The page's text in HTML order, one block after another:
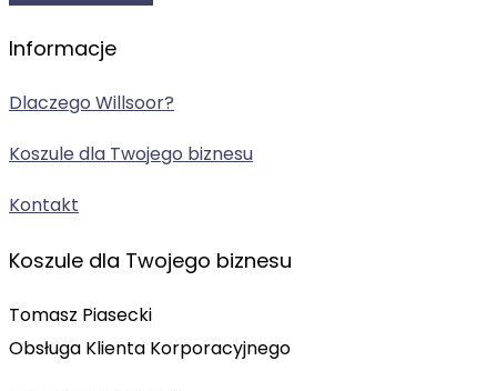
Informacje
Dlaczego Willsoor?
Koszule dla Twojego biznesu
Kontakt
Koszule dla Twojego biznesu
Tomasz Piasecki
Obsługa Klienta Korporacyjnego